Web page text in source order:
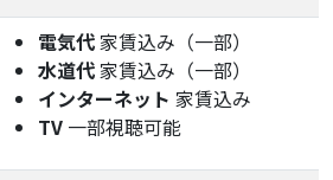
電気代家賃込み（一部）
水道代家賃込み（一部）
インターネット 家賃込み
TV 一部視聴可能